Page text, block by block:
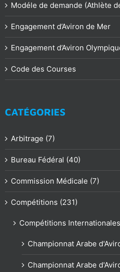
Modéle de demande (Athlète
Engagement d’Aviron de Mer
Engagement d’Aviron
Code des Courses
CATÉGORIES
Arbitrage (7)
Bureau Fédéral (40)
Commission Médicale (7)
Compétitions (231)
Compétitions
Championnat Arabe
Championnat Arabe